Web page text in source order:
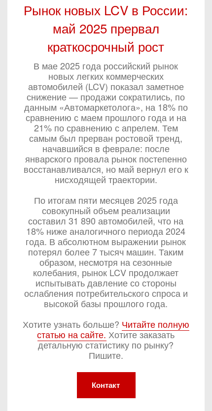
Рынок новых LCV в России:
май 2025 прервал
краткосрочный рост
В мае 2025 года российский рынок
новых легких коммерческих
автомобилей (LCV) показал заметное
снижение — продажи сократились, по
данным «Автомаркетолога», на 18% по
сравнению с маем прошлого года и на
21% по сравнению с апрелем. Тем
самым был прерван ростовой тренд,
начавшийся в феврале: после
январского провала рынок постепенно
восстанавливался, но май вернул его к
нисходящей траектории.
По итогам пяти месяцев 2025 года
совокупный объем реализации
составил 31 890 автомобилей, что на
18% ниже аналогичного периода 2024
года. В абсолютном выражении рынок
потерял более 7 тысяч машин. Таким
образом, несмотря на сезонные
колебания, рынок LCV продолжает
испытывать давление со стороны
ослабления потребительского спроса и
высокой базы прошлого года.
Хотите узнать больше? Читайте полную
статью на сайте. Хотите заказать
детальную статистику по рынку?
Пишите.
Контакт